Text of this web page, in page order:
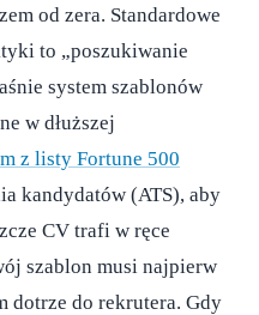
od zera. Standardowe
to „poszukiwanie
system szablonów
w dłuższej
z listy Fortune 500
kandydatów (ATS), aby
CV trafi w ręce
szablon musi najpierw
dotrze do rekrutera. Gdy